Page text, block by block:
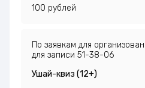
100 рублей
По заявкам для
для записи 51-38-06
Ушай-квиз (12+)